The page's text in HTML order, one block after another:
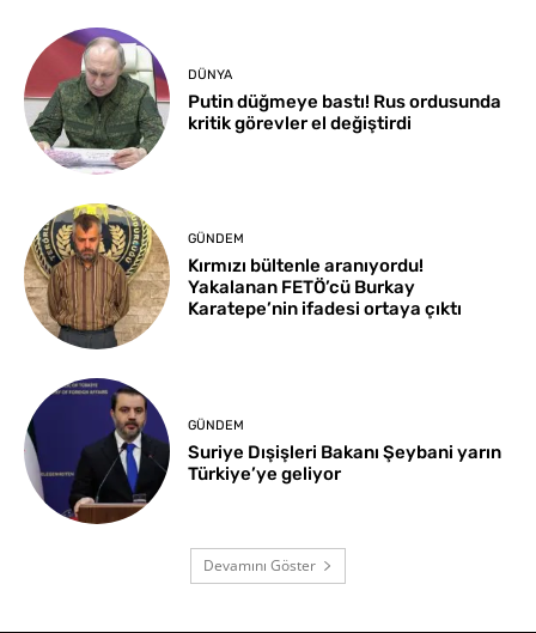
DÜNYA
Putin düğmeye bastı! Rus ordusunda
kritik görevler el değiştirdi
GÜNDEM
Kırmızı bültenle aranıyordu!
Yakalanan FETÖ’cü Burkay
Karatepe’nin ifadesi ortaya çıktı
GÜNDEM
Suriye Dışişleri Bakanı Şeybani yarın
Türkiye’ye geliyor
Devamını Göster